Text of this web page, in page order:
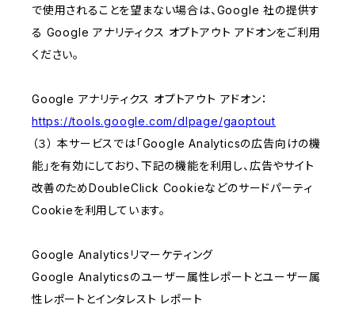
で使用されることを望まない場合は、Google 社の提供す
る Google アナリティクス オプトアウト アドオンをご利用
ください。
Google アナリティクス オプトアウト アドオン：
https://tools.google.com/dlpage/gaoptout
（３） 本サービスでは「Google Analyticsの広告向けの機
能」を有効にしており、下記の機能を利用し、広告やサイト
改善のためDoubleClick Cookieなどのサードパーティ
Cookieを利用しています。
Google Analyticsリマーケティング
Google Analyticsのユーザー属性レポートとユーザー属
性レポートとインタレスト レポート